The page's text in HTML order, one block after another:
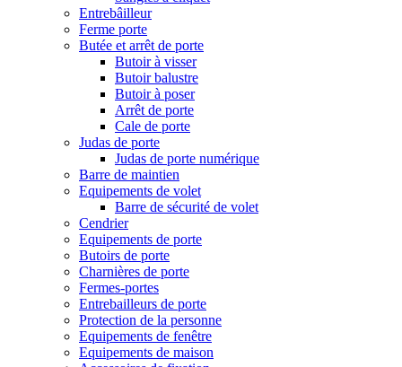
Entrebâilleur
Ferme porte
Butée et arrêt de porte
Butoir à visser
Butoir balustre
Butoir à poser
Arrêt de porte
Cale de porte
Judas de porte
Judas de porte numérique
Barre de maintien
Equipements de volet
Barre de sécurité de volet
Cendrier
Equipements de porte
Butoirs de porte
Charnières de porte
Fermes-portes
Entrebailleurs de porte
Protection de la personne
Equipements de fenêtre
Equipements de maison